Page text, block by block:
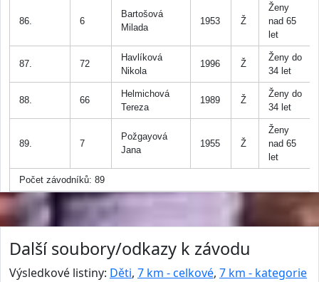
86. 6
Bartošová
Milada
1953 Ž
Ženy
nad 65
let
87. 72
Havlíková
Nikola
1996 Ž
Ženy do
34 let
88. 66
Helmichová
Tereza
1989 Ž
Ženy do
34 let
89. 7
Požgayová
Jana
1955 Ž
Ženy
nad 65
let
Počet závodníků: 89
Další soubory/odkazy k závodu
Výsledkové listiny: Děti, 7 km - celkové, 7 km - kategorie